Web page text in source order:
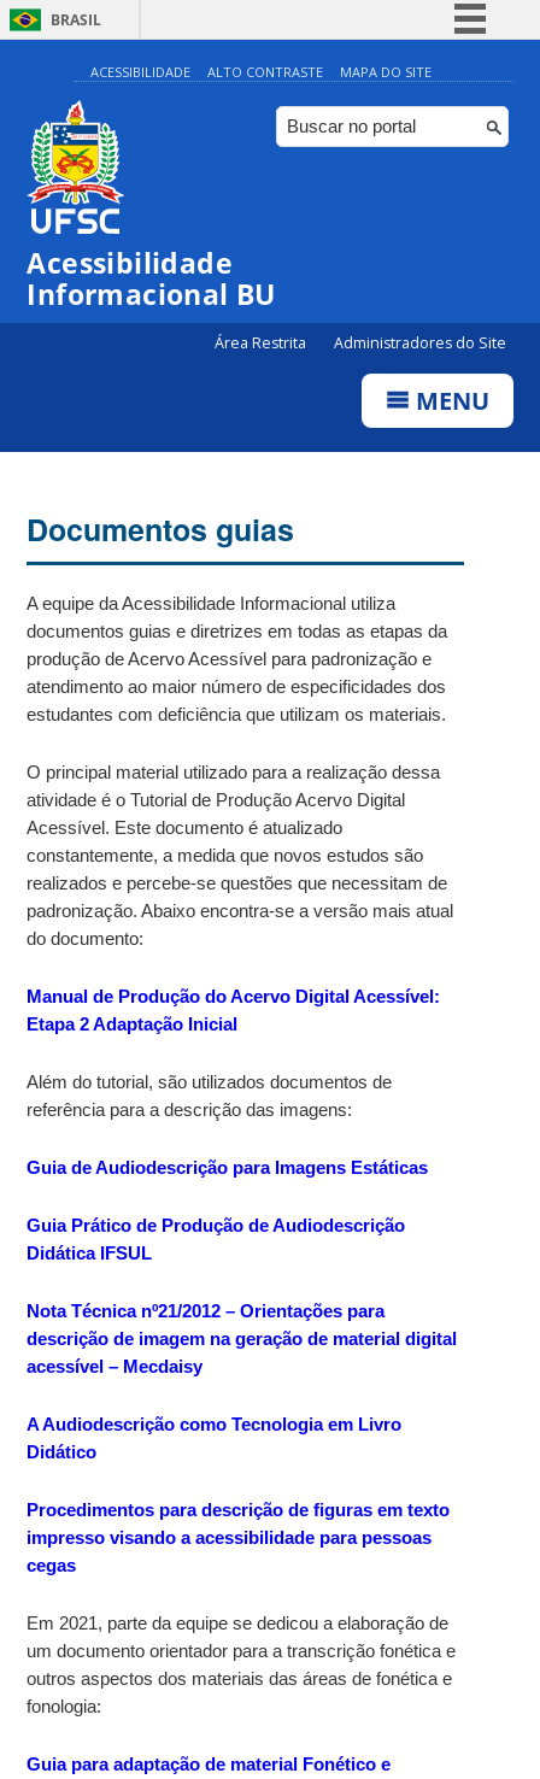
BRASIL
Simplifique!
Comunica BR
Participe
ACESSIBILIDADE ALTO CONTRASTE MAPA DO SITE
Acessibilidade
Informacional BU
Área Restrita Administradores do Site
MENU
Documentos guias
A equipe da Acessibilidade Informacional utiliza
documentos guias e diretrizes em todas as etapas da
produção de Acervo Acessível para padronização e
atendimento ao maior número de especificidades dos
estudantes com deficiência que utilizam os materiais.
O principal material utilizado para a realização dessa
atividade é o Tutorial de Produção Acervo Digital
Acessível. Este documento é atualizado
constantemente, a medida que novos estudos são
realizados e percebe-se questões que necessitam de
padronização. Abaixo encontra-se a versão mais atual
do documento:
Manual de Produção do Acervo Digital Acessível:
Etapa 2 Adaptação Inicial
Além do tutorial, são utilizados documentos de
referência para a descrição das imagens:
Guia de Audiodescrição para Imagens Estáticas
Guia Prático de Produção de Audiodescrição
Didática IFSUL
Nota Técnica nº21/2012 – Orientações para
descrição de imagem na geração de material digital
acessível – Mecdaisy
A Audiodescrição como Tecnologia em Livro
Didático
Procedimentos para descrição de figuras em texto
impresso visando a acessibilidade para pessoas
cegas
Em 2021, parte da equipe se dedicou a elaboração de
um documento orientador para a transcrição fonética e
outros aspectos dos materiais das áreas de fonética e
fonologia:
Guia para adaptação de material Fonético e